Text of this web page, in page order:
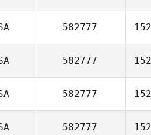
582777
582777
582777
582777